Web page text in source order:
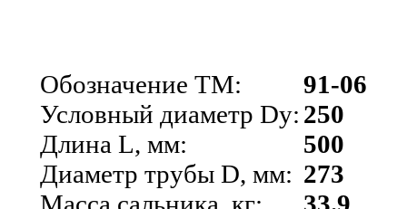
Обозначение ТМ:
Условный диаметр Dy:
Длина L, мм:
Диаметр трубы D, мм:
91-06
250
500
273